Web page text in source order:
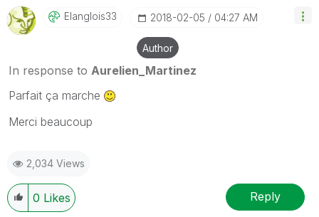
Elanglois33 ‎2018-02-05 04:27 AM
Author
In response to Aurelien_Martinez
Parfait ça marche
Merci beaucoup
2,034 Views
0 Likes Reply